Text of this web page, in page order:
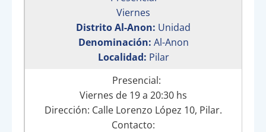
Viernes
Distrito Al-Anon: Unidad
Denominación: Al-Anon
Localidad: Pilar
Presencial:
Viernes de 19 a 20:30 hs
Dirección: Calle Lorenzo López 10, Pilar.
Contacto: